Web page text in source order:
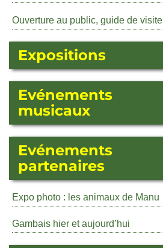
Ouverture au public, guide de visite
Expositions
Evénements
musicaux
Evénements
partenaires
Expo photo : les animaux de Manu
Gambais hier et aujourd’hui